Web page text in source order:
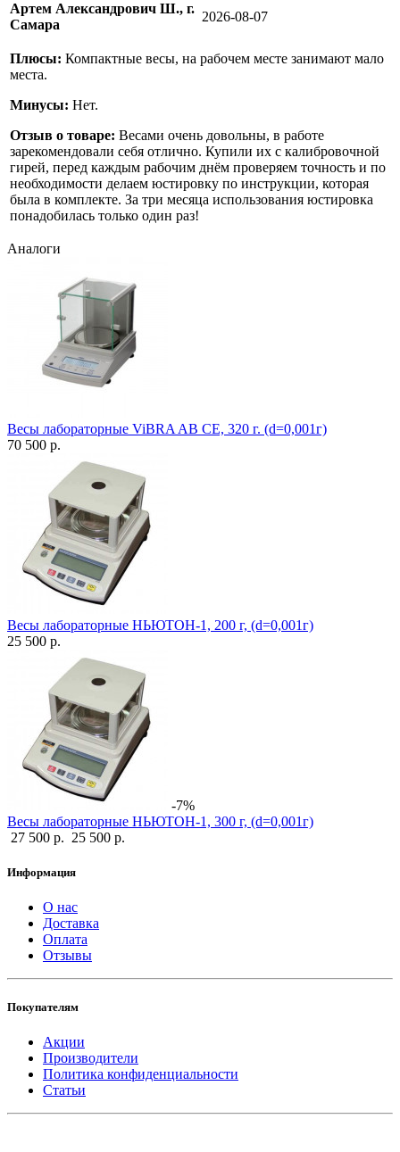
Артем Александрович Ш., г.
Самара
2026-08-07
Плюсы: Компактные весы, на рабочем месте занимают мало
места.
Минусы: Нет.
Отзыв о товаре: Весами очень довольны, в работе
зарекомендовали себя отлично. Купили их с калибровочной
гирей, перед каждым рабочим днём проверяем точность и по
необходимости делаем юстировку по инструкции, которая
была в комплекте. За три месяца использования юстировка
понадобилась только один раз!
Аналоги
Весы лабораторные ViBRA AB CE, 320 г. (d=0,001г)
70 500 р.
Весы лабораторные НЬЮТОН-1, 200 г, (d=0,001г)
25 500 р.
-7%
Весы лабораторные НЬЮТОН-1, 300 г, (d=0,001г)
27 500 р. 25 500 р.
Информация
О нас
Доставка
Оплата
Отзывы
Покупателям
Акции
Производители
Политика конфиденциальности
Статьи